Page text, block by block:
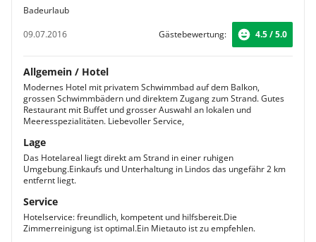
Badeurlaub
09.07.2016
Gästebewertung: 4.5 / 5.0
Allgemein / Hotel
Modernes Hotel mit privatem Schwimmbad auf dem Balkon,
grossen Schwimmbädern und direktem Zugang zum Strand. Gutes
Restaurant mit Buffet und grosser Auswahl an lokalen und
Meeresspezialitäten. Liebevoller Service,
Lage
Das Hotelareal liegt direkt am Strand in einer ruhigen
Umgebung.Einkaufs und Unterhaltung in Lindos das ungefähr 2 km
entfernt liegt.
Service
Hotelservice: freundlich, kompetent und hilfsbereit.Die
Zimmerreinigung ist optimal.Ein Mietauto ist zu empfehlen.